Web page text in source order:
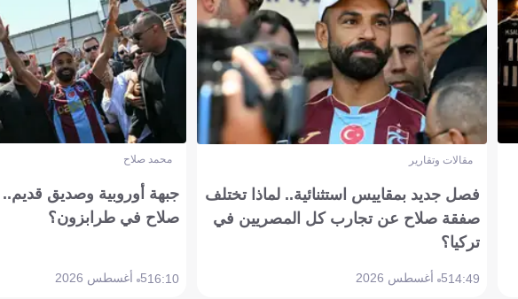
مقالات وتقارير
فصل جديد بمقاييس استثنائية.. لماذا تختلف
صفقة صلاح عن تجارب كل المصريين في
تركيا؟
14:495 أغسطس 2026
محمد صلاح
جبهة أوروبية وصديق قديم..
صلاح في طرابزون؟
16:105 أغسطس 2026